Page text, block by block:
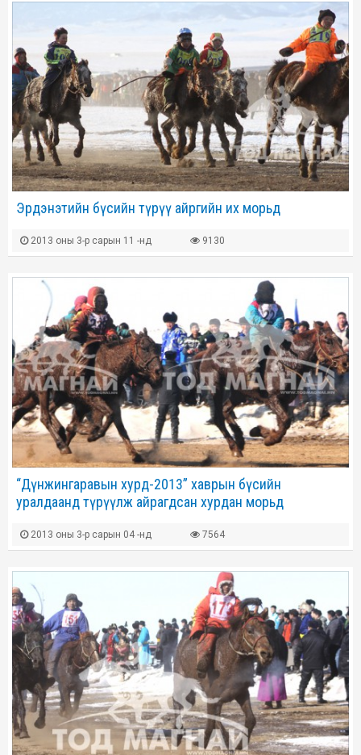
Эрдэнэтийн бүсийн түрүү айргийн их морьд
2013 оны 3-р сарын 11 -нд 9130
“Дүнжингаравын хурд-2013” хаврын бүсийн
уралдаанд түрүүлж айрагдсан хурдан морьд
2013 оны 3-р сарын 04 -нд 7564